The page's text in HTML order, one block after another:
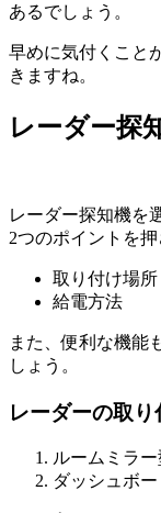
あるでしょう。
早めに気付くこと
きますね。
レーダー探
レーダー探知機を
2つのポイントを押
取り付け場所
給電方法
また、便利な機能
しょう。
レーダーの取
ルームミラー
ダッシュボ